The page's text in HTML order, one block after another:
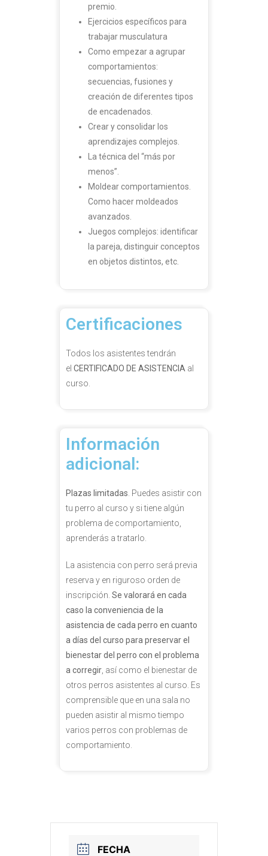
premio.
Ejercicios específicos para
trabajar musculatura
Como empezar a agrupar
comportamientos:
secuencias, fusiones y
creación de diferentes tipos
de encadenados.
Crear y consolidar los
aprendizajes complejos.
La técnica del “más por
menos”.
Moldear comportamientos.
Como hacer moldeados
avanzados.
Juegos complejos: identificar
la pareja, distinguir conceptos
en objetos distintos, etc.
Certificaciones
Todos los asistentes tendrán
el CERTIFICADO DE ASISTENCIA al
curso.
Información
adicional:
Plazas limitadas . Puedes asistir con
tu perro al curso y si tiene algún
problema de comportamiento,
aprenderás a tratarlo.
La asistencia con perro será previa
reserva y en riguroso orden de
inscripción. Se valorará en cada
caso la conveniencia de la
asistencia de cada perro en cuanto
a días del curso para preservar el
bienestar del perro con el problema
a corregir , así como el bienestar de
otros perros asistentes al curso. Es
comprensible que en una sala no
pueden asistir al mismo tiempo
varios perros con problemas de
comportamiento.
FECHA